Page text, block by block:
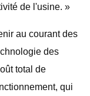
de l'usine. »
au courant des
des
total de
qui